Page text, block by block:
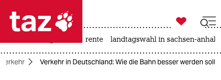
 taz zahl ich
taz zahl ich

taz zahl ich
rente landtagswahl in sachsen-anhalt
Verkehr Verkehr in Deutschland: Wie die Bahn besser werden soll